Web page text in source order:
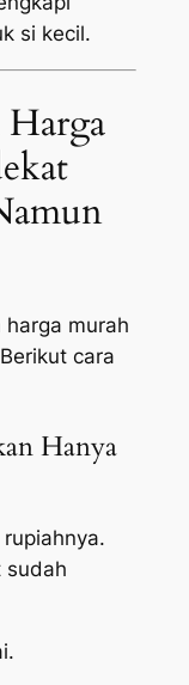
si kecil.
murah
cara
Hanya
sudah